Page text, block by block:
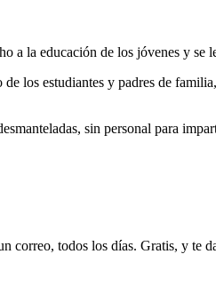
a la educación de los jóvenes y
los estudiantes y padres de
sin personal para
correo, todos los días. Gratis, y te